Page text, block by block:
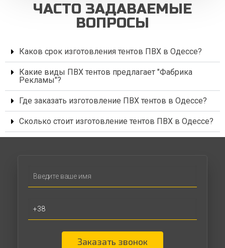
ЧАСТО ЗАДАВАЕМЫЕ
ВОПРОСЫ
Каков срок изготовления тентов ПВХ в Одессе?
Какие виды ПВХ тентов предлагает "Фабрика
Рекламы"?
Где заказать изготовление ПВХ тентов в Одессе?
Сколько стоит изготовление тентов ПВХ в Одессе?
Заказать звонок